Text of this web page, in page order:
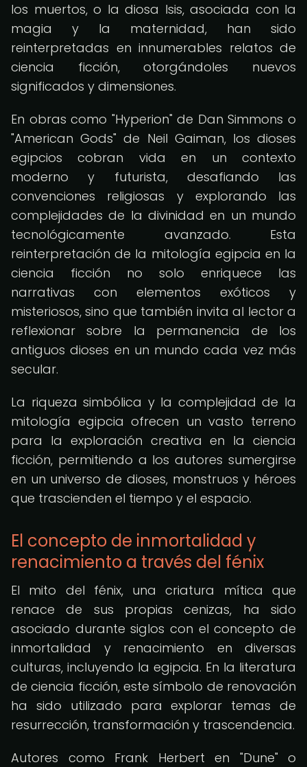
los muertos, o la diosa Isis, asociada con la
magia y la maternidad, han sido
reinterpretadas en innumerables relatos de
ciencia ficción, otorgándoles nuevos
significados y dimensiones.
En obras como "Hyperion" de Dan Simmons o
"American Gods" de Neil Gaiman, los dioses
egipcios cobran vida en un contexto
moderno y futurista, desafiando las
convenciones religiosas y explorando las
complejidades de la divinidad en un mundo
tecnológicamente avanzado. Esta
reinterpretación de la mitología egipcia en la
ciencia ficción no solo enriquece las
narrativas con elementos exóticos y
misteriosos, sino que también invita al lector a
reflexionar sobre la permanencia de los
antiguos dioses en un mundo cada vez más
secular.
La riqueza simbólica y la complejidad de la
mitología egipcia ofrecen un vasto terreno
para la exploración creativa en la ciencia
ficción, permitiendo a los autores sumergirse
en un universo de dioses, monstruos y héroes
que trascienden el tiempo y el espacio.
El concepto de inmortalidad y
renacimiento a través del fénix
El mito del fénix, una criatura mítica que
renace de sus propias cenizas, ha sido
asociado durante siglos con el concepto de
inmortalidad y renacimiento en diversas
culturas, incluyendo la egipcia. En la literatura
de ciencia ficción, este símbolo de renovación
ha sido utilizado para explorar temas de
resurrección, transformación y trascendencia.
Autores como Frank Herbert en "Dune" o